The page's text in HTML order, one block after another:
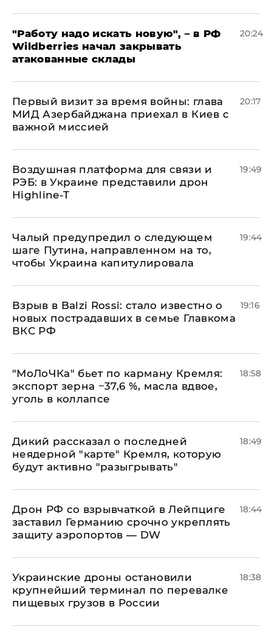
"Работу надо искать новую", – в РФ
Wildberries начал закрывать
атакованные склады
20:24
Первый визит за время войны: глава
МИД Азербайджана приехал в Киев с
важной миссией
20:17
Воздушная платформа для связи и
РЭБ: в Украине представили дрон
Highline-T
19:49
Чалый предупредил о следующем
шаге Путина, направленном на то,
чтобы Украина капитулировала
19:44
Взрыв в Balzi Rossi: стало известно о
новых пострадавших в семье Главкома
ВКС РФ
19:16
​"МоЛоЧКа" бьет по карману Кремля:
экспорт зерна −37,6 %, масла вдвое,
уголь в коллапсе
18:58
Дикий рассказал о последней
неядерной "карте" Кремля, которую
будут активно "разыгрывать"
18:49
​Дрон РФ со взрывчаткой в Лейпциге
заставил Германию срочно укреплять
защиту аэропортов — DW
18:44
Украинские дроны остановили
крупнейший терминал по перевалке
пищевых грузов в России
18:38